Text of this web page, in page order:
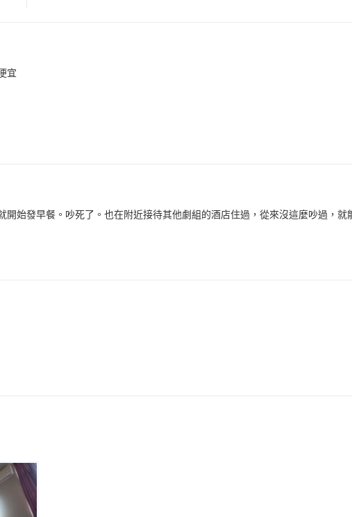
宜
開始發早餐。吵死了。也在附近接待其他劇組的酒店住過，從來沒這麼吵過，就